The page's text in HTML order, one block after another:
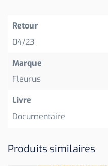
Retour
04/23
Marque
Fleurus
Livre
Documentaire
Produits similaires